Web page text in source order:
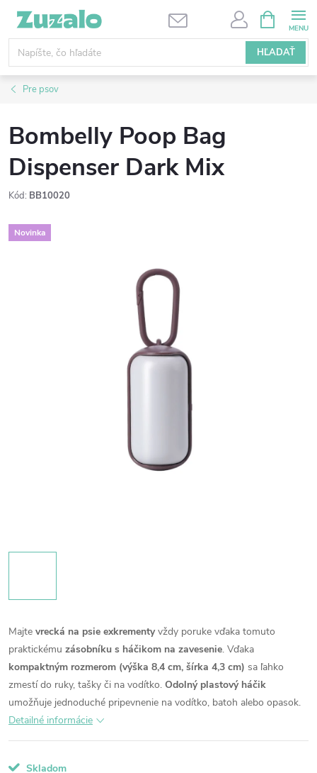
Prejsť
obsah
HĽADAŤ
KOŠÍK
Pre psov
Bombelly Poop Bag
Dispenser Dark Mix
Kód: BB10020
Novinka
Majte vrecká na psie exkrementyvždy poruke vďaka tomuto
praktickému zásobníku s háčikom na zavesenie. Vďaka
kompaktným rozmerom (výška 8,4 cm, šírka 4,3 cm) sa ľahko
zmestí do ruky, tašky či na vodítko. Odolný plastový háčik
umožňuje jednoduché pripevnenie na vodítko, batoh alebo opasok.
Detailné informácie
Skladom